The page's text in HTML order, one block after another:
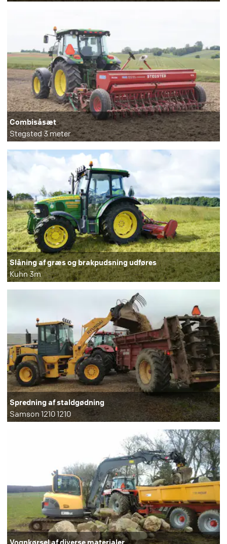
Combisåsæt
Stegsted 3 meter
Slåning af græs og brakpudsning udføres
Kuhn 3m
Spredning af staldgødning
Samson 1210 1210
Vognkørsel af diverse materialer